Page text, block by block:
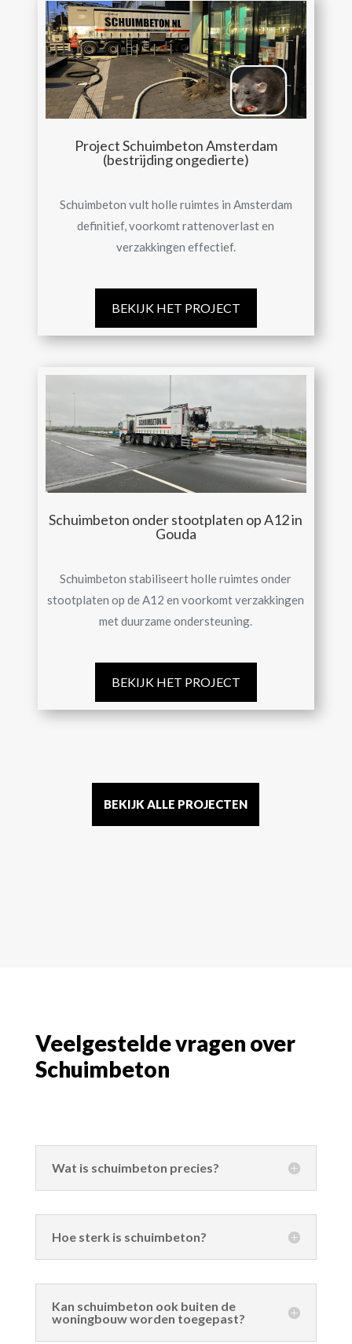
Project Schuimbeton Amsterdam
(bestrijding ongedierte)
Schuimbeton vult holle ruimtes in Amsterdam
definitief, voorkomt rattenoverlast en
verzakkingen effectief.
BEKIJK HET PROJECT
Schuimbeton onder stootplaten op A12 in
Gouda
Schuimbeton stabiliseert holle ruimtes onder
stootplaten op de A12 en voorkomt verzakkingen
met duurzame ondersteuning.
BEKIJK HET PROJECT
BEKIJK ALLE PROJECTEN
Veelgestelde vragen over
Schuimbeton
Wat is schuimbeton precies?
Hoe sterk is schuimbeton?
Kan schuimbeton ook buiten de
woningbouw worden toegepast?